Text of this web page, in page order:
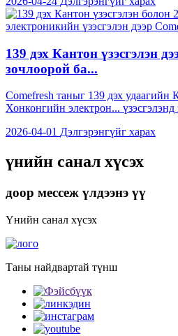
139 дэх Кантон үзэсгэлэн
зочлоорой ба...
Comefresh таныг 139 дэх удаагийн
Хонконгийн электрон...
2026-04-01 Дэлгэрэнгүйг харах
үнийн санал хүсэх
доор мессеж үлдээнэ үү
Үнийн санал хүсэх
Таны найдвартай түнш